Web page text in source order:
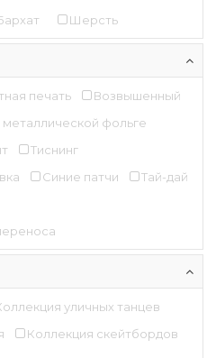
Шерсть
печать
Возвышенный
металлической фольге
Тиснинг
Синие патчи
Тай-дай
уличных танцев
Коллекция скейтбордов